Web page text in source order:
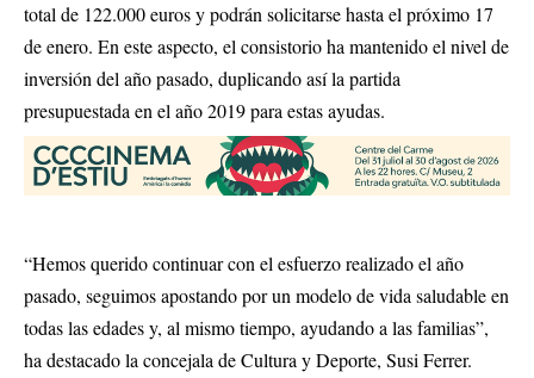
total de 122.000 euros y podrán solicitarse hasta el próximo 17
de enero. En este aspecto, el consistorio ha mantenido el nivel de
inversión del año pasado, duplicando así la partida
presupuestada en el año 2019 para estas ayudas.
“Hemos querido continuar con el esfuerzo realizado el año
pasado, seguimos apostando por un modelo de vida saludable en
todas las edades y, al mismo tiempo, ayudando a las familias”,
ha destacado la concejala de Cultura y Deporte, Susi Ferrer.